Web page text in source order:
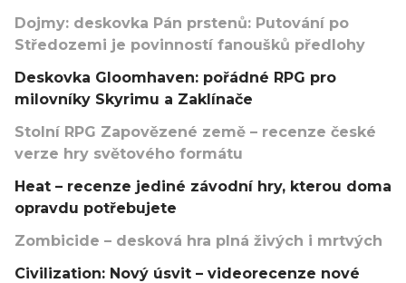
Dojmy: deskovka Pán prstenů: Putování po
Středozemi je povinností fanoušků předlohy
Deskovka Gloomhaven: pořádné RPG pro
milovníky Skyrimu a Zaklínače
Stolní RPG Zapovězené země – recenze české
verze hry světového formátu
Heat – recenze jediné závodní hry, kterou doma
opravdu potřebujete
Zombicide – desková hra plná živých i mrtvých
Civilization: Nový úsvit – videorecenze nové